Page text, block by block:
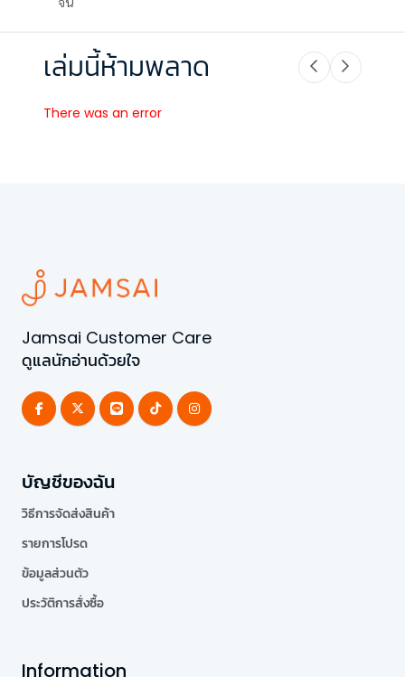
เล่มนี้ห้ามพลาด
There was an error
Jamsai Customer Care
ดูแลนักอ่านด้วยใจ
บัญชีของฉัน
วิธีการจัดส่งสินค้า
รายการโปรด
ข้อมูลส่วนตัว
ประวัติการสั่งซื้อ
Information